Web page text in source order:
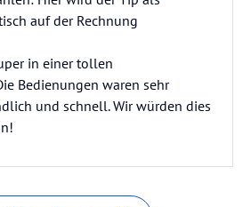
auf der Rechnung
in einer tollen
Bedienungen waren sehr
und schnell. Wir würden dies